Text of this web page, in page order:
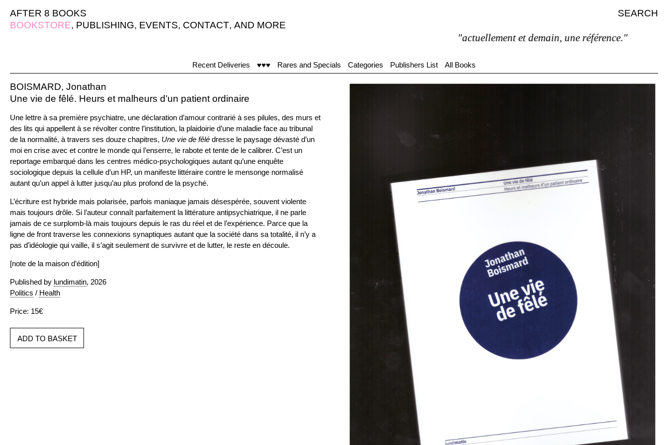
AFTER 8 BOOKS
SEARCH
BOOKSTORE, PUBLISHING, EVENTS, CONTACT, AND MORE
"actuellement et demain, une référence."
Recent Deliveries ♥♥♥ Rares and Specials Categories Publishers List All Books
BOISMARD, Jonathan
Une vie de fêlé. Heurs et malheurs d’un patient ordinaire
Une lettre à sa première psychiatre, une déclaration d’amour contrarié à ses pilules, des murs et
des lits qui appellent à se révolter contre l’institution, la plaidoirie d’une maladie face au tribunal
de la normalité, à travers ses douze chapitres, Une vie de fêlé dresse le paysage dévasté d’un
moi en crise avec et contre le monde qui l’enserre, le rabote et tente de le calibrer. C’est un
reportage embarqué dans les centres médico-psychologiques autant qu’une enquête
sociologique depuis la cellule d’un HP, un manifeste littéraire contre le mensonge normalisé
autant qu’un appel à lutter jusqu’au plus profond de la psyché.
L’écriture est hybride mais polarisée, parfois maniaque jamais désespérée, souvent violente
mais toujours drôle. Si l’auteur connaît parfaitement la littérature antipsychiatrique, il ne parle
jamais de ce surplomb-là mais toujours depuis le ras du réel et de l’expérience. Parce que la
ligne de front traverse les connexions synaptiques autant que la société dans sa totalité, il n’y a
pas d’idéologie qui vaille, il s’agit seulement de survivre et de lutter, le reste en découle.
[note de la maison d’édition]
Published by lundimatin, 2026
Politics / Health
Price: 15€
ADD TO BASKET